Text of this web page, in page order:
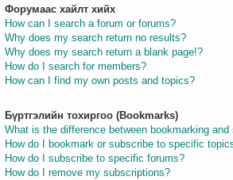
Форумаас хайлт хийх
How can I search a forum or forums?
Why does my search return no results?
Why does my search return a blank page!?
How do I search for members?
How can I find my own posts and topics?
Бүртгэлийн тохиргоо (Bookmarks)
What is the difference between bookmarking and
How do I bookmark or subscribe to specific
How do I subscribe to specific forums?
How do I remove my subscriptions?